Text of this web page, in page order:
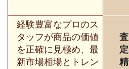
経験豊富なプロのス
タッフが商品の価値
を正確に見極め、最
新市場相場とトレン
査
定
精